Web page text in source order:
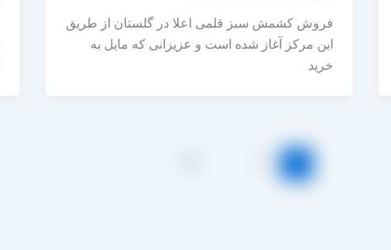
فروش کشمش سبز قلمی اعلا در گلستان از طریق
این مرکز آغاز شده است و عزیزانی که مایل به
خرید